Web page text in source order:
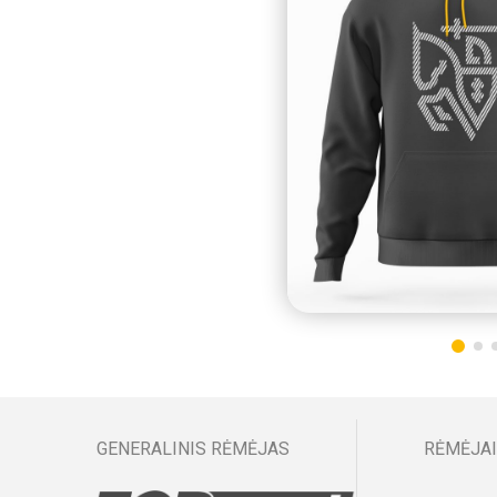
GENERALINIS RĖMĖJAS RĖMĖJAI